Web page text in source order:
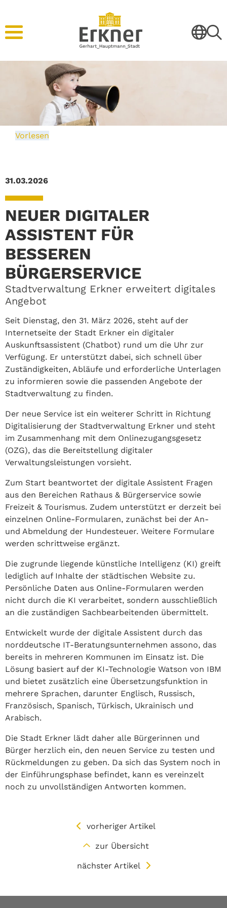
Vorlesen
31.03.2026
NEUER DIGITALER
ASSISTENT FÜR
BESSEREN
BÜRGERSERVICE
Stadtverwaltung Erkner erweitert digitales
Angebot
Seit Dienstag, den 31. März 2026, steht auf der
Internetseite der Stadt Erkner ein digitaler
Auskunftsassistent (Chatbot) rund um die Uhr zur
Verfügung. Er unterstützt dabei, sich schnell über
Zuständigkeiten, Abläufe und erforderliche Unterlagen
zu informieren sowie die passenden Angebote der
Stadtverwaltung zu finden.
Der neue Service ist ein weiterer Schritt in Richtung
Digitalisierung der Stadtverwaltung Erkner und steht
im Zusammenhang mit dem Onlinezugangsgesetz
(OZG), das die Bereitstellung digitaler
Verwaltungsleistungen vorsieht.
Zum Start beantwortet der digitale Assistent Fragen
aus den Bereichen Rathaus & Bürgerservice sowie
Freizeit & Tourismus. Zudem unterstützt er derzeit bei
einzelnen Online-Formularen, zunächst bei der An-
und Abmeldung der Hundesteuer. Weitere Formulare
werden schrittweise ergänzt.
Die zugrunde liegende künstliche Intelligenz (KI) greift
lediglich auf Inhalte der städtischen Website zu.
Persönliche Daten aus Online-Formularen werden
nicht durch die KI verarbeitet, sondern ausschließlich
an die zuständigen Sachbearbeitenden übermittelt.
Entwickelt wurde der digitale Assistent durch das
norddeutsche IT-Beratungsunternehmen assono, das
bereits in mehreren Kommunen im Einsatz ist. Die
Lösung basiert auf der KI-Technologie Watson von IBM
und bietet zusätzlich eine Übersetzungsfunktion in
mehrere Sprachen, darunter Englisch, Russisch,
Französisch, Spanisch, Türkisch, Ukrainisch und
Arabisch.
Die Stadt Erkner lädt daher alle Bürgerinnen und
Bürger herzlich ein, den neuen Service zu testen und
Rückmeldungen zu geben. Da sich das System noch in
der Einführungsphase befindet, kann es vereinzelt
noch zu unvollständigen Antworten kommen.
vorheriger Artikel
zur Übersicht
nächster Artikel